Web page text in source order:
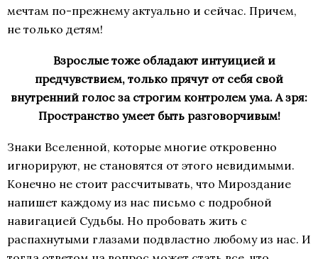
мечтам по-прежнему актуально и сейчас. Причем,
не только детям!
Взрослые тоже обладают интуицией и
предчувствием, только прячут от себя свой
внутренний голос за строгим контролем ума. А зря:
Пространство умеет быть разговорчивым!
Знаки Вселенной, которые многие откровенно
игнорируют, не становятся от этого невидимыми.
Конечно не стоит рассчитывать, что Мироздание
напишет каждому из нас письмо с подробной
навигацией Судьбы. Но пробовать жить с
распахнутыми глазами подвластно любому из нас. И